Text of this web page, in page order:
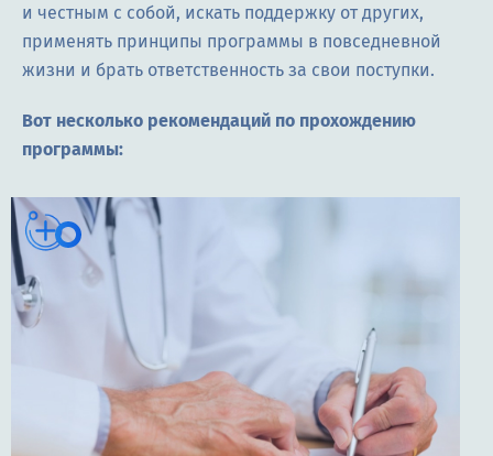
и честным с собой, искать поддержку от других,
применять принципы программы в повседневной
жизни и брать ответственность за свои поступки.
Вот несколько рекомендаций по прохождению
программы: